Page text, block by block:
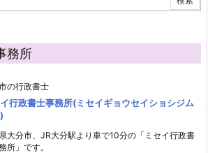
務所
の行政書士
行政書士事務所(ミセイギョウセイショシジム
大分市、JR大分駅より車で10分の「ミセイ行政書
所」です。